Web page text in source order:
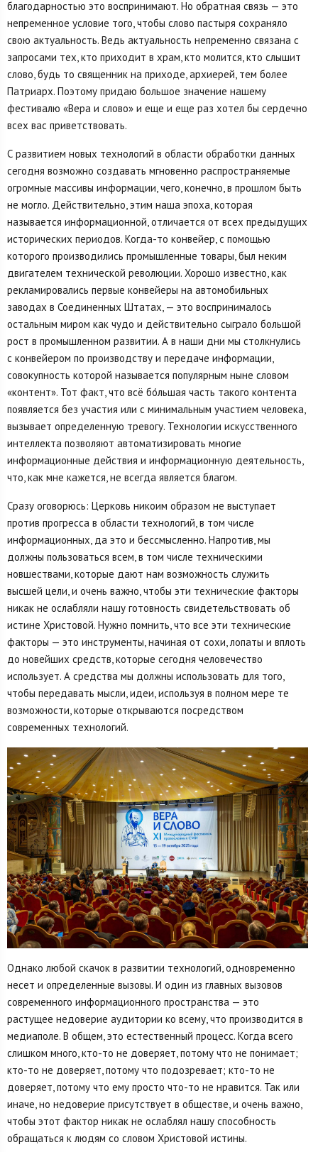
благодарностью это воспринимают. Но обратная связь — это
непременное условие того, чтобы слово пастыря сохраняло
свою актуальность. Ведь актуальность непременно связана с
запросами тех, кто приходит в храм, кто молится, кто слышит
слово, будь то священник на приходе, архиерей, тем более
Патриарх. Поэтому придаю большое значение нашему
фестивалю «Вера и слово» и еще и еще раз хотел бы сердечно
всех вас приветствовать.
С развитием новых технологий в области обработки данных
сегодня возможно создавать мгновенно распространяемые
огромные массивы информации, чего, конечно, в прошлом быть
не могло. Действительно, этим наша эпоха, которая
называется информационной, отличается от всех предыдущих
исторических периодов. Когда-то конвейер, с помощью
которого производились промышленные товары, был неким
двигателем технической революции. Хорошо известно, как
рекламировались первые конвейеры на автомобильных
заводах в Соединенных Штатах, — это воспринималось
остальным миром как чудо и действительно сыграло большой
рост в промышленном развитии. А в наши дни мы столкнулись
с конвейером по производству и передаче информации,
совокупность которой называется популярным ныне словом
«контент». Тот факт, что всё бо́льшая часть такого контента
появляется без участия или с минимальным участием человека,
вызывает определенную тревогу. Технологии искусственного
интеллекта позволяют автоматизировать многие
информационные действия и информационную деятельность,
что, как мне кажется, не всегда является благом.
Сразу оговорюсь: Церковь никоим образом не выступает
против прогресса в области технологий, в том числе
информационных, да это и бессмысленно. Напротив, мы
должны пользоваться всем, в том числе техническими
новшествами, которые дают нам возможность служить
высшей цели, и очень важно, чтобы эти технические факторы
никак не ослабляли нашу готовность свидетельствовать об
истине Христовой. Нужно помнить, что все эти технические
факторы — это инструменты, начиная от сохи, лопаты и вплоть
до новейших средств, которые сегодня человечество
использует. А средства мы должны использовать для того,
чтобы передавать мысли, идеи, используя в полном мере те
возможности, которые открываются посредством
современных технологий.
Однако любой скачок в развитии технологий, одновременно
несет и определенные вызовы. И один из главных вызовов
современного информационного пространства — это
растущее недоверие аудитории ко всему, что производится в
медиаполе. В общем, это естественный процесс. Когда всего
слишком много, кто-то не доверяет, потому что не понимает;
кто-то не доверяет, потому что подозревает; кто-то не
доверяет, потому что ему просто что-то не нравится. Так или
иначе, но недоверие присутствует в обществе, и очень важно,
чтобы этот фактор никак не ослаблял нашу способность
обращаться к людям со словом Христовой истины.